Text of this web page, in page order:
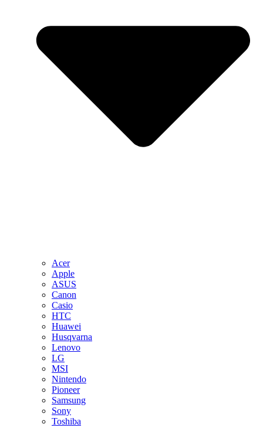
Acer
Apple
ASUS
Canon
Casio
HTC
Huawei
Husqvarna
Lenovo
LG
MSI
Nintendo
Pioneer
Samsung
Sony
Toshiba